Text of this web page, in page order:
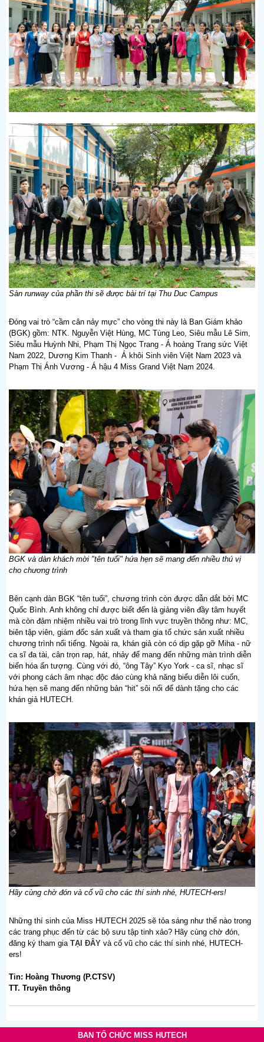
Sàn runway của phần thi sẽ được bài trí tại Thu Duc Campus
Đóng vai trò “cầm cân nảy mực” cho vòng thi này là Ban Giám khảo
(BGK) gồm: NTK. Nguyễn Việt Hùng, MC Tùng Leo, Siêu mẫu Lê Sim,
Siêu mẫu Huỳnh Nhi, Phạm Thị Ngọc Trang - Á hoàng Trang sức Việt
Nam 2022, Dương Kim Thanh - Á khôi Sinh viên Việt Nam 2023 và
Phạm Thị Ánh Vương - Á hậu 4 Miss Grand Việt Nam 2024.
BGK và dàn khách mời "tên tuổi" hứa hẹn sẽ mang đến nhiều thú vị
cho chương trình
Bên cạnh dàn BGK “tên tuổi”, chương trình còn được dẫn dắt bởi MC
Quốc Bình. Anh không chỉ được biết đến là giảng viên đầy tâm huyết
mà còn đảm nhiệm nhiều vai trò trong lĩnh vực truyền thông như: MC,
biên tập viên, giám đốc sản xuất và tham gia tổ chức sản xuất nhiều
chương trình nổi tiếng. Ngoài ra, khán giả còn có dịp gặp gỡ Miha - nữ
ca sĩ đa tài, cân trọn rap, hát, nhảy để mang đến những màn trình diễn
biến hóa ấn tượng. Cùng với đó, “ông Tây” Kyo York - ca sĩ, nhạc sĩ
với phong cách âm nhạc độc đáo cùng khả năng biểu diễn lôi cuốn,
hứa hẹn sẽ mang đến những bản “hit” sôi nổi để dành tặng cho các
khán giả HUTECH.
Hãy cùng chờ đón và cổ vũ cho các thí sinh nhé, HUTECH-ers!
Những thí sinh của Miss HUTECH 2025 sẽ tỏa sáng như thế nào trong
các trang phục đến từ các bộ sưu tập tinh xảo? Hãy cùng chờ đón,
đăng ký tham gia TẠI ĐÂY và cổ vũ cho các thí sinh nhé, HUTECH-
ers!
Tin: Hoàng Thương (P.CTSV)
TT. Truyền thông
BAN TỔ CHỨC MISS HUTECH